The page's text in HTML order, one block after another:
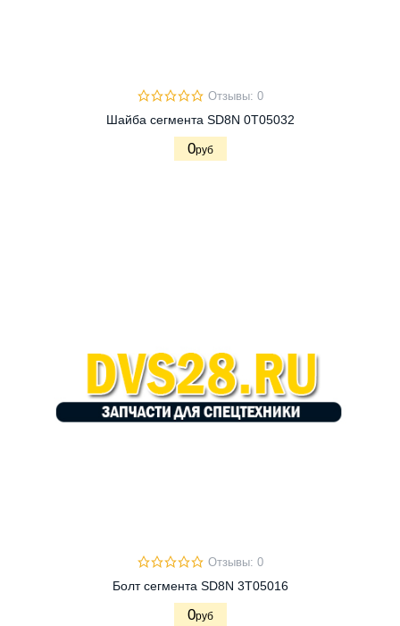
Отзывы: 0
Шайба сегмента SD8N 0Т05032
0руб
Отзывы: 0
Болт сегмента SD8N 3Т05016
0руб